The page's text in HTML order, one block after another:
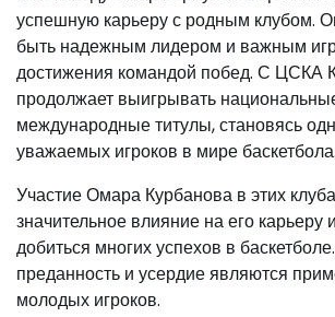
успешную карьеру с родным клубом.
быть надежным лидером и важным
достижения командой побед. С ЦСКА
продолжает выигрывать
международные титулы, становясь
уважаемых игроков в мире баскетбола.
Участие Омара Курбанова в этих
значительное влияние на его карьеру
добиться многих успехов в
преданность и усердие являются
молодых игроков.